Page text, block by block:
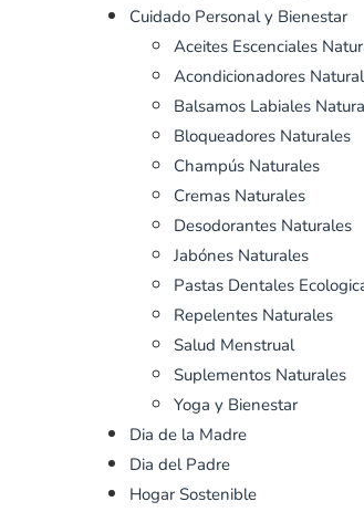
Cuidado Personal y Bienestar
Aceites Escenciales
Acondicionadores
Balsamos Labiales
Bloqueadores Naturales
Champús Naturales
Cremas Naturales
Desodorantes Naturales
Jabónes Naturales
Pastas Dentales
Repelentes Naturales
Salud Menstrual
Suplementos Naturales
Yoga y Bienestar
Dia de la Madre
Dia del Padre
Hogar Sostenible